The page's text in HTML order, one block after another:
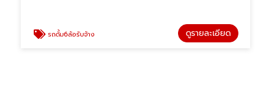
รถดั้ม6ล้อรับจ้าง ดูรายละเอียด